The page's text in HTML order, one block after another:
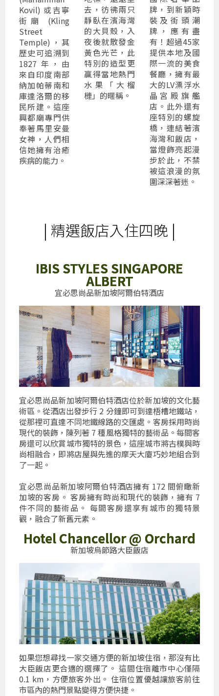
Kovil) 或吉寧
街廟 (Kling
Street
Temple)，其
歷史可追溯到
1827 年，由
來自印度南部
納加帕蒂南和
庫達洛爾的移
民所建。這座
興都廟專門供
奉著馬里安曼
女神，人們相
信她擁有治癒
疾病的能力。
去，彷彿兩只
靜臥在濱海灣
的大貝殼，入
夜後就散發金
黃色光芒，此
特別的造型更
贏得當地熱門
水果「大榴
槤」的暱稱。
牌，到新穎時
裝及街頭潮
牌，應有盡
有！超過45家
提供本地及國
際一流的美食
餐廳，擁有最
大的LV漂浮水
晶宮殿旗艦
店。此外還有
座特別的螺旋
橋，連結著濱
海灣和飯店，
當燈飾亮起漫
步於此，不禁
被這浪漫的氛
圍深深著迷。
| 精選飯店入住四晚 |
IBIS STYLES SINGAPORE
ALBERT
宜必思尚品新加坡阿爾伯特酒店
宜必思尚品新加坡阿爾伯特酒店位於新加坡的文化藝
術區。從酒店出發步行 2 分鐘即可到達梧槽地鐵站，
從那裡可直達不同地鐵線路的交匯處。客房採用時尚
現代的裝飾，陳列著 7 種風格獨特的藝術品。每間客
房還可以欣賞城市獨特的景色，這座城市將古樸與時
尚相融合，即將店屋與先進的摩天大廈巧妙地組合到
了一起。
宜必思尚品新加坡阿爾伯特酒店擁有 172 間俯瞰新
加坡的客房。 客房擁有時尚和現代的裝飾，擁有 7
件不同的藝術品。 每間客房還享有城市的獨特景
觀，融合了新舊元素。
Hotel Chancellor @ Orchard
新加坡烏節路大臣飯店
如果您想尋找一家交通方便的新加坡住宿，那沒有比
大臣飯店更合適的選擇了。 這間住宿離市中心僅隔
0.1 km，方便旅客外出。 住宿位置優越讓旅客前往
市區內的熱門景點變得方便快捷。